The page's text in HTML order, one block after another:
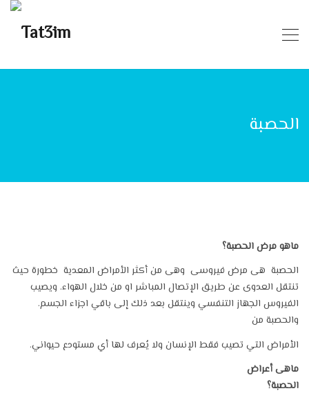
الحصبة
ماهو مرض الحصبة؟
الحصبة هى مرض فيروسى وهى من أكثر الأمراض المعدية خطورة حيث
تنتقل العدوى عن طريق الإتصال المباشر او من خلال الهواء. ويصيب
الفيروس الجهاز التنفسي وينتقل بعد ذلك إلى باقي اجزاء الجسم.
والحصبة من
.الأمراض التي تصيب فقط الإنسان ولا يُعرف لها أي مستودع حيواني
ماهى أعراض
الحصبة؟